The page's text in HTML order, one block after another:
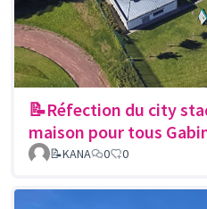
📝Réfection du city
maison pour tous
📝KANA 0 0